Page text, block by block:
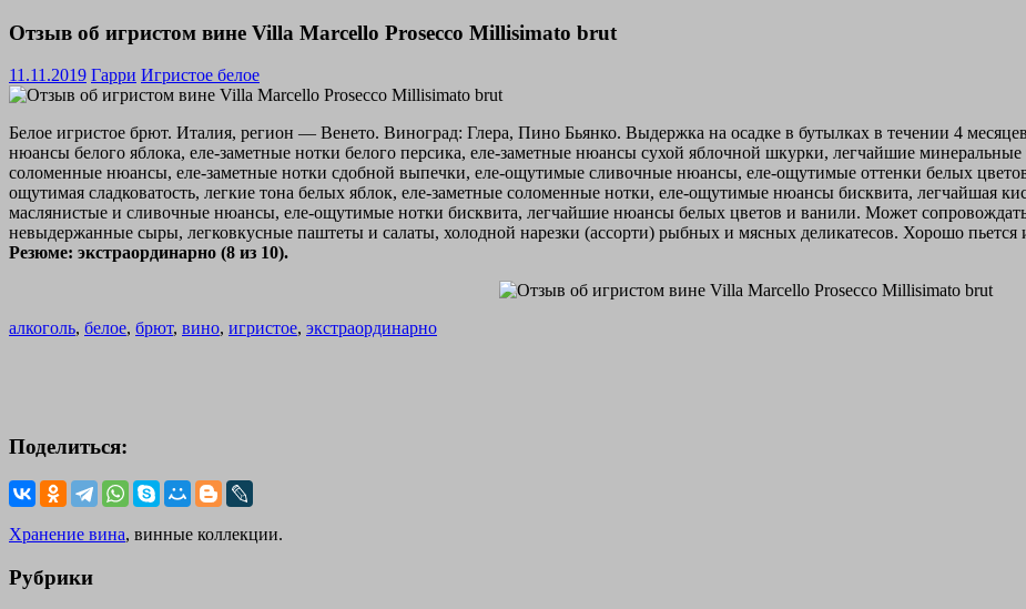
Отзыв об игристом вине Villa Marcello Prosecco Millisimato brut
11.11.2019 Гарри Игристое белое
Белое игристое брют. Италия, регион — Венето. Виноград: Глера, Пино Бьянко. Выдержка на осадке в бутылках в течении 4
нюансы белого яблока, еле-заметные нотки белого персика, еле-заметные нюансы сухой яблочной шкурки, легчайшие
соломенные нюансы, еле-заметные нотки сдобной выпечки, еле-ощутимые сливочные нюансы, еле-ощутимые оттенки белых
ощутимая сладковатость, легкие тона белых яблок, еле-заметные соломенные нотки, еле-ощутимые нюансы бисквита, легчайшая
маслянистые и сливочные нюансы, еле-ощутимые нотки бисквита, легчайшие нюансы белых цветов и ванили. Может
невыдержанные сыры, легковкусные паштеты и салаты, холодной нарезки (ассорти) рыбных и мясных деликатесов. Хорошо пьется
Резюме: экстраординарно (8 из 10).
алкоголь, белое, брют, вино, игристое, экстраординарно
Поделиться:
Хранение вина, винные коллекции.
Рубрики